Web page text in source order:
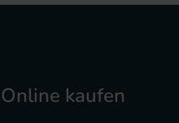
Online kaufen